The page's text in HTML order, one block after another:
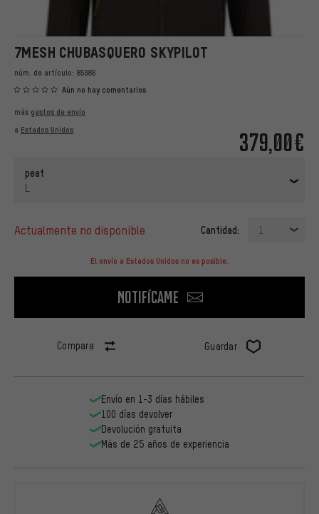
7MESH CHUBASQUERO SKYPILOT
núm. de artículo: 85986
Aún no hay comentarios
379,00€
más gastos de envío
a Estados Unidos
peat
L
actualmente no disponible Cantidad: 1
El envío a Estados Unidos no es posible.
Notifícame
Compara Guardar
Envío en 1-3 días hábiles
100 días devolver
Devolución gratuita
Más de 25 años de experiencia